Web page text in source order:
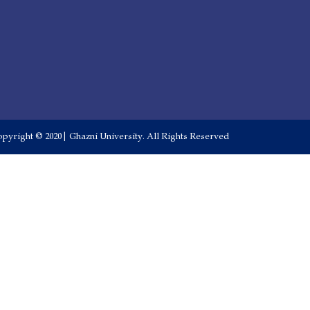
© 2020 | Ghazni University. All Rights Reserved.